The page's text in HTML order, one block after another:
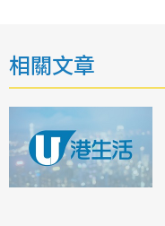
相關文章